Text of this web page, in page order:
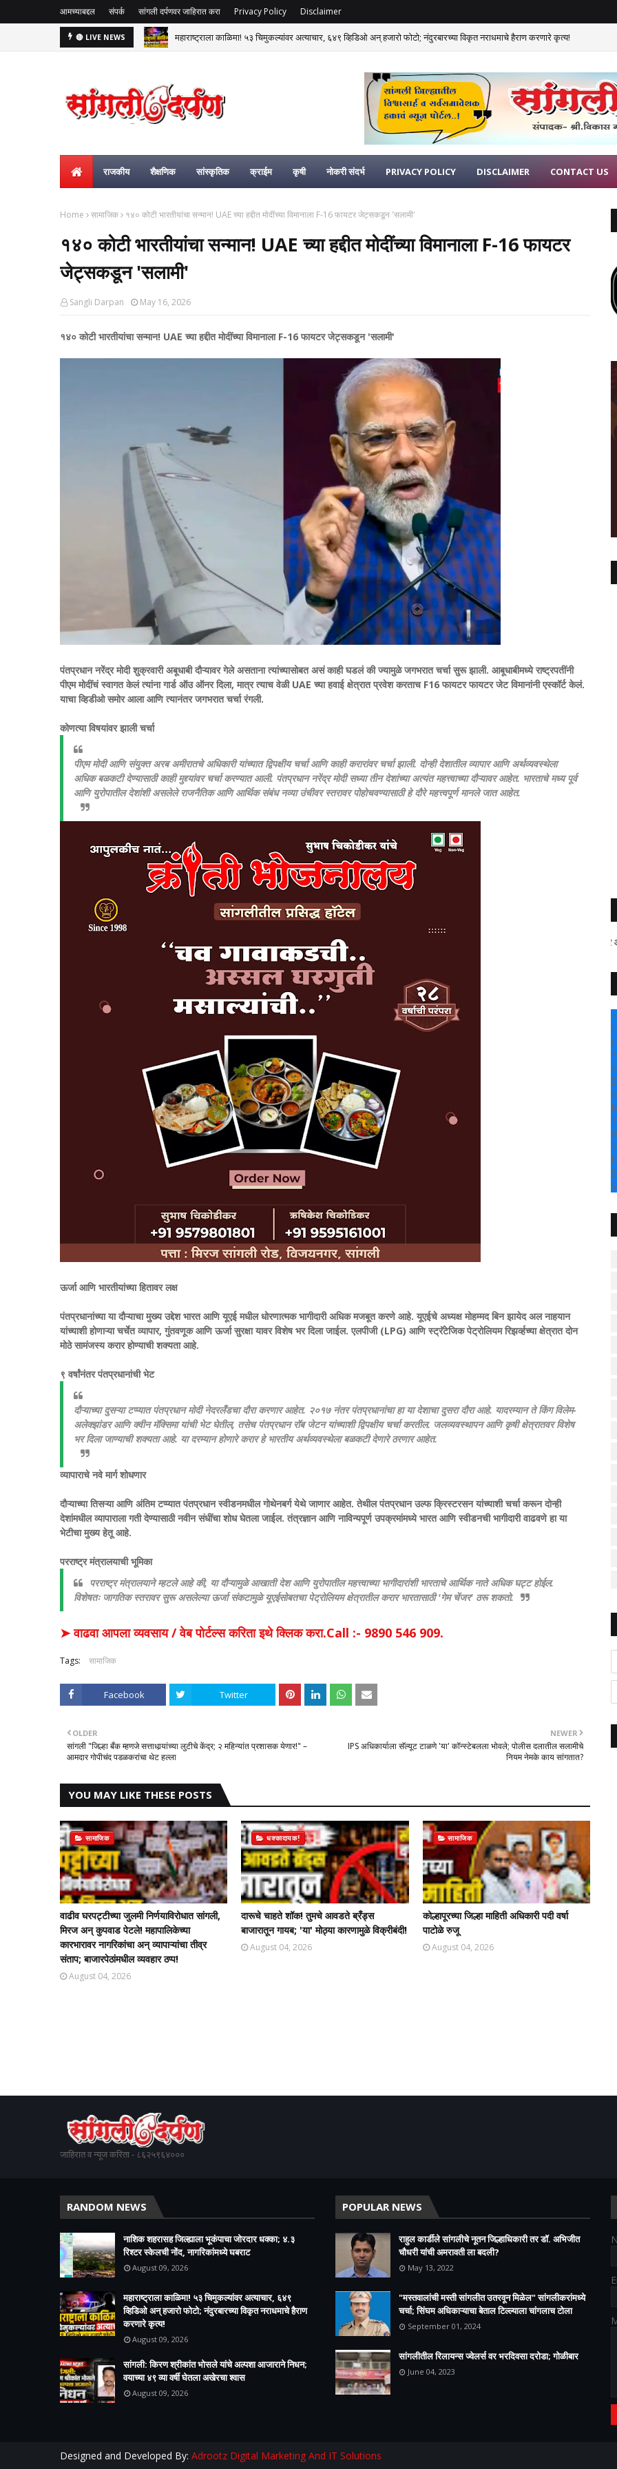
आमच्याबद्दल संपर्क सांगली दर्पणवर जाहिरात करा Privacy Policy Disclaimer
🔴 LIVE NEWS महाराष्ट्राला काळिमा! ५३ चिमुकल्यांवर अत्याचार, ६४९ व्हिडिओ अन् हजारो फोटो; नंदुरबारच्या विकृत नराधमाचे हैराण करणारे कृत्य!
राजकीय शैक्षणिक सांस्कृतिक क्राईम कृषी नोकरी संदर्भ PRIVACY POLICY DISCLAIMER CONTACT US
Home सामाजिक १४० कोटी भारतीयांचा सन्मान! UAE च्या हद्दीत मोदींच्या विमानाला F-16 फायटर जेट्सकडून 'सलामी'
१४० कोटी भारतीयांचा सन्मान! UAE च्या हद्दीत मोदींच्या विमानाला F-16 फायटर
जेट्सकडून 'सलामी'
Sangli Darpan May 16, 2026
१४० कोटी भारतीयांचा सन्मान! UAE च्या हद्दीत मोदींच्या विमानाला F-16 फायटर जेट्सकडून 'सलामी'
पंतप्रधान नरेंद्र मोदी शुक्रवारी अबूधाबी दौऱ्यावर गेले असताना त्यांच्यासोबत असं काही घडलं की ज्यामुळे जगभरात चर्चा सुरू झाली. आबूधाबीमध्ये राष्ट्रपतींनी
पीएम मोदींचं स्वागत केलं त्यांना गार्ड ऑउ ऑनर दिला, मात्र त्याच वेळी UAE च्या हवाई क्षेत्रात प्रवेश करताच F16 फायटर फायटर जेट विमानांनी एस्कॉर्ट केलं.
याचा व्हिडीओ समोर आला आणि त्यानंतर जगभरात चर्चा रंगली.
कोणत्या विषयांवर झाली चर्चा
पीएम मोदी आणि संयुक्त अरब अमीरातचे अधिकारी यांच्यात द्विपक्षीय चर्चा आणि काही करारांवर चर्चा झाली. दोन्ही देशातील व्यापार आणि अर्थव्यवस्थेला
अधिक बळकटी देण्यासाठी काही मुद्द्यांवर चर्चा करण्यात आली. पंतप्रधान नरेंद्र मोदी सध्या तीन देशांच्या अत्यंत महत्त्वाच्या दौऱ्यावर आहेत. भारताचे मध्य पूर्व
आणि युरोपातील देशांशी असलेले राजनैतिक आणि आर्थिक संबंध नव्या उंचीवर स्तरावर पोहोचवण्यासाठी हे दौरे महत्त्वपूर्ण मानले जात आहेत.
ऊर्जा आणि भारतीयांच्या हितावर लक्ष
पंतप्रधानांच्या या दौऱ्याचा मुख्य उद्देश भारत आणि यूएई मधील धोरणात्मक भागीदारी अधिक मजबूत करणे आहे. यूएईचे अध्यक्ष मोहम्मद बिन झायेद अल नाहयान
यांच्याशी होणाऱ्या चर्चेत व्यापार, गुंतवणूक आणि ऊर्जा सुरक्षा यावर विशेष भर दिला जाईल. एलपीजी (LPG) आणि स्ट्रॅटेजिक पेट्रोलियम रिझर्व्हच्या क्षेत्रात दोन
मोठे सामंजस्य करार होण्याची शक्यता आहे.
९ वर्षांनंतर पंतप्रधानांची भेट
दौऱ्याच्या दुसऱ्या टप्प्यात पंतप्रधान मोदी नेदरलँडचा दौरा करणार आहेत. २०१७ नंतर पंतप्रधानांचा हा या देशाचा दुसरा दौरा आहे. यादरम्यान ते किंग विलेम-
अलेक्झांडर आणि क्वीन मॅक्सिमा यांची भेट घेतील, तसेच पंतप्रधान रॉब जेटन यांच्याशी द्विपक्षीय चर्चा करतील. जलव्यवस्थापन आणि कृषी क्षेत्रातवर विशेष
भर दिला जाण्याची शक्यता आहे. या दरम्यान होणारे करार हे भारतीय अर्थव्यवस्थेला बळकटी देणारे ठरणार आहेत.
व्यापाराचे नवे मार्ग शोधणार
दौऱ्याच्या तिसऱ्या आणि अंतिम टप्प्यात पंतप्रधान स्वीडनमधील गोथेनबर्ग येथे जाणार आहेत. तेथील पंतप्रधान उल्फ क्रिस्टरसन यांच्याशी चर्चा करून दोन्ही
देशांमधील व्यापाराला गती देण्यासाठी नवीन संधींचा शोध घेतला जाईल. तंत्रज्ञान आणि नाविन्यपूर्ण उपक्रमांमध्ये भारत आणि स्वीडनची भागीदारी वाढवणे हा या
भेटीचा मुख्य हेतू आहे.
परराष्ट्र मंत्रालयाची भूमिका
परराष्ट्र मंत्रालयाने म्हटले आहे की, या दौऱ्यामुळे आखाती देश आणि युरोपातील महत्त्वाच्या भागीदारांशी भारताचे आर्थिक नाते अधिक घट्ट होईल.
विशेषतः जागतिक स्तरावर सुरू असलेल्या ऊर्जा संकटामुळे यूएईसोबतचा पेट्रोलियम क्षेत्रातील करार भारतासाठी 'गेम चेंजर' ठरू शकतो.
➤ वाढवा आपला व्यवसाय / वेब पोर्टल्स करिता इथे क्लिक करा.Call :- 9890 546 909.
Tags: सामाजिक
Facebook Twitter
NEWER
IPS अधिकार्याला सॅल्यूट टाळणे 'या' कॉन्स्टेबलला भोवले; पोलीस दलातील सलामीचे
नियम नेमके काय सांगतात?
OLDER
सांगली ​"जिल्हा बँक म्हणजे सत्ताधार्‍यांच्या लुटीचे केंद्र; २ महिन्यांत प्रशासक येणार!" –
आमदार गोपीचंद पडळकरांचा थेट हल्ला
YOU MAY LIKE THESE POSTS
सामाजिक
वाढीव घरपट्टीच्या जुलमी निर्णयाविरोधात सांगली,
मिरज अन् कुपवाड पेटले! महापालिकेच्या
कारभारावर नागरिकांचा अन् व्यापाऱ्यांचा तीव्र
संताप; बाजारपेठांमधील व्यवहार ठप्प!​
August 04, 2026
धक्कादायक!
दारूचे चाहते शॉक! तुमचे आवडते ब्रँड्स
बाजारातून गायब; 'या' मोठ्या कारणामुळे विक्रीबंदी!
August 04, 2026
सामाजिक
कोल्हापूरच्या जिल्हा माहिती अधिकारी पदी वर्षा
पाटोळे रुजू
August 04, 2026
" सांगली दर्पण न्यूज वर आपल्या
+
°
C
+
+
जाहिरात व न्यूज करिता - ८६२५९६४०००
RANDOM NEWS
नाशिक शहरासह जिल्ह्याला भूकंपाचा जोरदार धक्का; ४.३
रिश्टर स्केलची नोंद, नागरिकांमध्ये घबराट
August 09, 2026
महाराष्ट्राला काळिमा! ५३ चिमुकल्यांवर अत्याचार, ६४९
व्हिडिओ अन् हजारो फोटो; नंदुरबारच्या विकृत नराधमाचे हैराण
करणारे कृत्य!
August 09, 2026
सांगली: किरण श्रीकांत भोसले यांचे अल्पशा आजाराने निधन;
वयाच्या ४९ व्या वर्षी घेतला अखेरचा श्वास​
August 09, 2026
POPULAR NEWS
राहुल कार्डीले सांगलीचे नूतन जिल्हाधिकारी तर डॉ. अभिजीत
चौधरी यांची अमरावती ला बदली?
May 13, 2022
"मस्तवालांची मस्ती सांगलीत उतरवून मिळेल" सांगलीकरांमध्ये
चर्चा; सिंघम अधिकाऱ्याचा बेताल टिल्ल्याला चांगलाच टोला
September 01, 2024
सांगलीतील रिलायन्स ज्वेलर्स वर भरदिवसा दरोडा; गोळीबार
June 04, 2023
Designed and Developed By: Adrootz Digital Marketing And IT Solutions